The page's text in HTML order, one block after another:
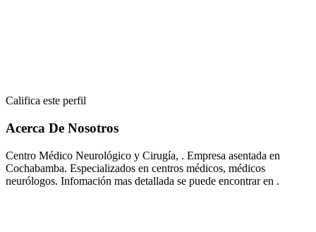
Califica este perfil
Acerca De Nosotros
Centro Médico Neurológico y Cirugía, . Empresa asentada en
Cochabamba. Especializados en centros médicos, médicos
neurólogos. Infomación mas detallada se puede encontrar en .